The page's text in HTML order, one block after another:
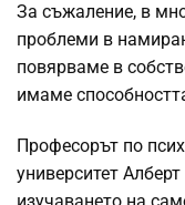
За съжаление, в
проблеми в
повярваме в
имаме
Професорът по
университет